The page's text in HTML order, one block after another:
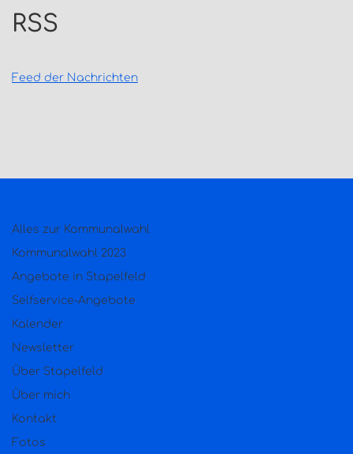
RSS
Feed der Nachrichten
Alles zur Kommunalwahl
Kommunalwahl 2023
Angebote in Stapelfeld
Selfservice-Angebote
Kalender
Newsletter
Über Stapelfeld
Über mich
Kontakt
Fotos